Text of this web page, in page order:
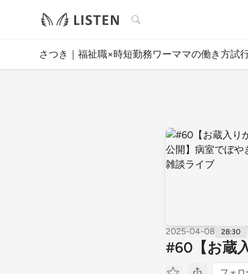
検索
さつき｜福祉職×時短勤務ワーママの働き方試
2025-04-08 28:30
#60【お蔵